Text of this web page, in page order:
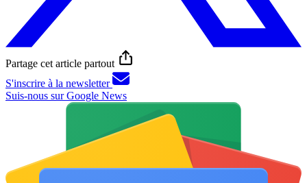
Partage cet article partout
S'inscrire à la newsletter
Suis-nous sur Google News